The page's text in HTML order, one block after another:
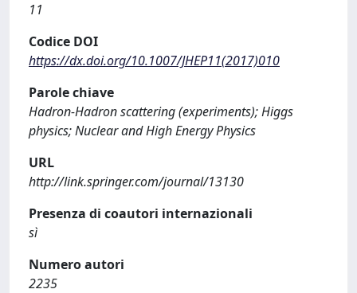
11
Codice DOI
https://dx.doi.org/10.1007/JHEP11(2017)010
Parole chiave
Hadron-Hadron scattering (experiments); Higgs
physics; Nuclear and High Energy Physics
URL
http://link.springer.com/journal/13130
Presenza di coautori internazionali
sì
Numero autori
2235